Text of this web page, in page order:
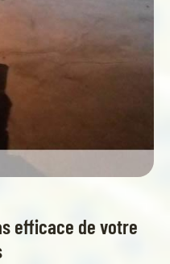
efficace de votre